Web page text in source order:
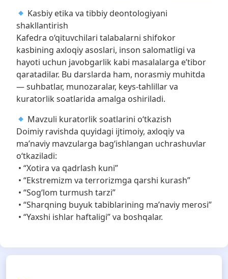
Kasbiy etika va tibbiy deontologiyani
shakllantirish
Kafedra o‘qituvchilari talabalarni shifokor
kasbining axloqiy asoslari, inson salomatligi va
hayoti uchun javobgarlik kabi masalalarga e’tibor
qaratadilar. Bu darslarda ham, norasmiy muhitda
— suhbatlar, munozaralar, keys-tahlillar va
kuratorlik soatlarida amalga oshiriladi.
Mavzuli kuratorlik soatlarini o‘tkazish
Doimiy ravishda quyidagi ijtimoiy, axloqiy va
ma’naviy mavzularga bag‘ishlangan uchrashuvlar
o‘tkaziladi:
• “Xotira va qadrlash kuni”
• “Ekstremizm va terrorizmga qarshi kurash”
• “Sog‘lom turmush tarzi”
• “Sharqning buyuk tabiblarining ma’naviy merosi”
• “Yaxshi ishlar haftaligi” va boshqalar.